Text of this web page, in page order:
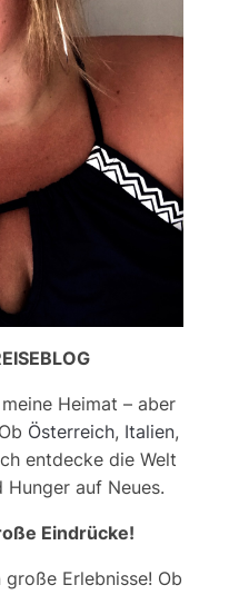
Heimat – aber
Österreich, Italien,
entdecke die Welt
Hunger auf Neues.
Eindrücke!
Erlebnisse! Ob